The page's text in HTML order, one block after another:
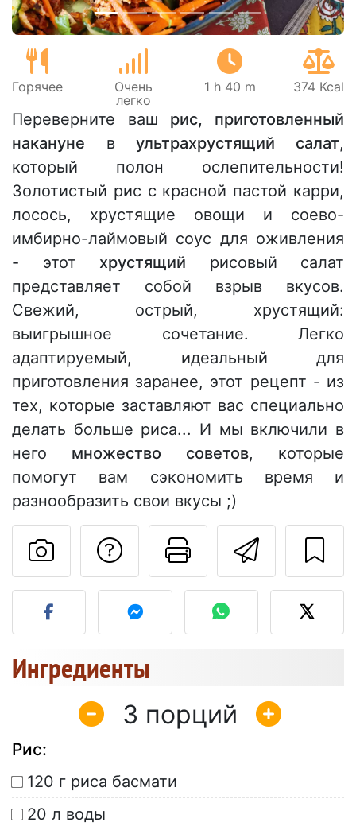
Горячее
Очень
легко
1 h 40 m 374 Kcal
Переверните ваш рис, приготовленный
накануне вультрахрустящий салат,
который полон ослепительности!
Золотистый рис с красной пастой карри,
лосось, хрустящие овощи и соево-
имбирно-лаймовый соус для оживления
- этот хрустящий рисовый салат
представляет собой взрыв вкусов.
Свежий, острый, хрустящий:
выигрышное сочетание. Легко
адаптируемый, идеальный для
приготовления заранее, этот рецепт - из
тех, которые заставляют вас специально
делать больше риса... И мы включили в
него множество советов, которые
помогут вам сэкономить время и
разнообразить свои вкусы ;)
Задать вопрос
Разместите фото этого
Ингредиенты
3
Рис:
120 г риса басмати
20 л воды